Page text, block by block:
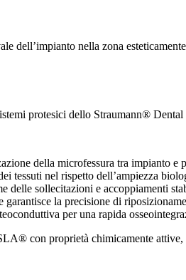
dell’impianto nella zona
protesici dello Straumann®
della microfessura tra impianto e
tessuti nel rispetto dell’ampiezza
delle sollecitazioni e accoppiamenti
la precisione di
per una rapida
con proprietà chimicamente